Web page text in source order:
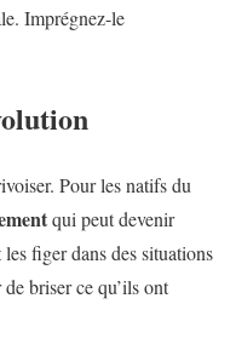
Imprégnez-le
Pour les natifs du
qui peut devenir
figer dans des situations
briser ce qu’ils ont